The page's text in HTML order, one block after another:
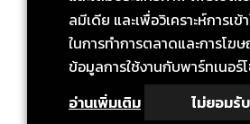
ลมีเดีย และเพื่อวิเคราะห์การเ
ในการทำการตลาดและการโฆ
ข้อมูลการใช้งานกับพาร์ทเนอร์
อ่านเพิ่มเติม
ไม่ยอมรับ